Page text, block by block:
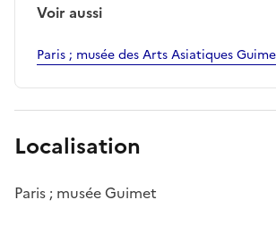
Voir aussi
Paris ; musée des Arts Asiatiques
Localisation
Paris ; musée Guimet